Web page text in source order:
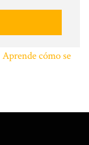
Aprende cómo se